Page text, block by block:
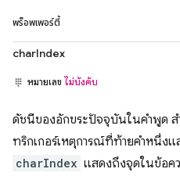
พร็อพเพอร์ตี้
charIndex
หมายเลข ไม่บังคับ
ดัชนีของอักขระปัจจุบันในคำพูด ส
ทริกเกอร์เหตุการณ์ที่ท้ายคำหนึ่งแ
charIndex แสดงถึงจุดในข้อค